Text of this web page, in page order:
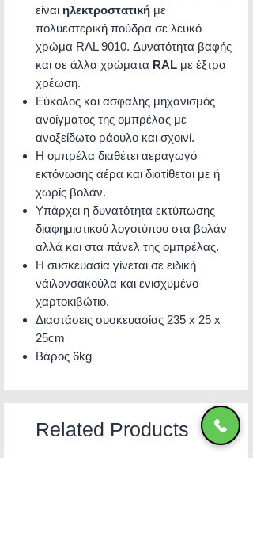
είναι ηλεκτροστατική με
πολυεστερική πούδρα σε λευκό
χρώμα RAL 9010. Δυνατότητα βαφής
και σε άλλα χρώματα RAL με έξτρα
χρέωση.
Εύκολος και ασφαλής μηχανισμός
ανοίγματος της ομπρέλας με
ανοξείδωτο ράουλο και σχοινί.
Η ομπρέλα διαθέτει αεραγωγό
εκτόνωσης αέρα και διατίθεται με ή
χωρίς βολάν.
Υπάρχει η δυνατότητα εκτύπωσης
διαφημιστικού λογοτύπου στα βολάν
αλλά και στα πάνελ της ομπρέλας.
Η συσκευασία γίνεται σε ειδική
νάιλονσακούλα και ενισχυμένο
χαρτοκιβώτιο.
Διαστάσεις συσκευασίας 235 x 25 x
25cm
Βάρος 6kg
Related Products